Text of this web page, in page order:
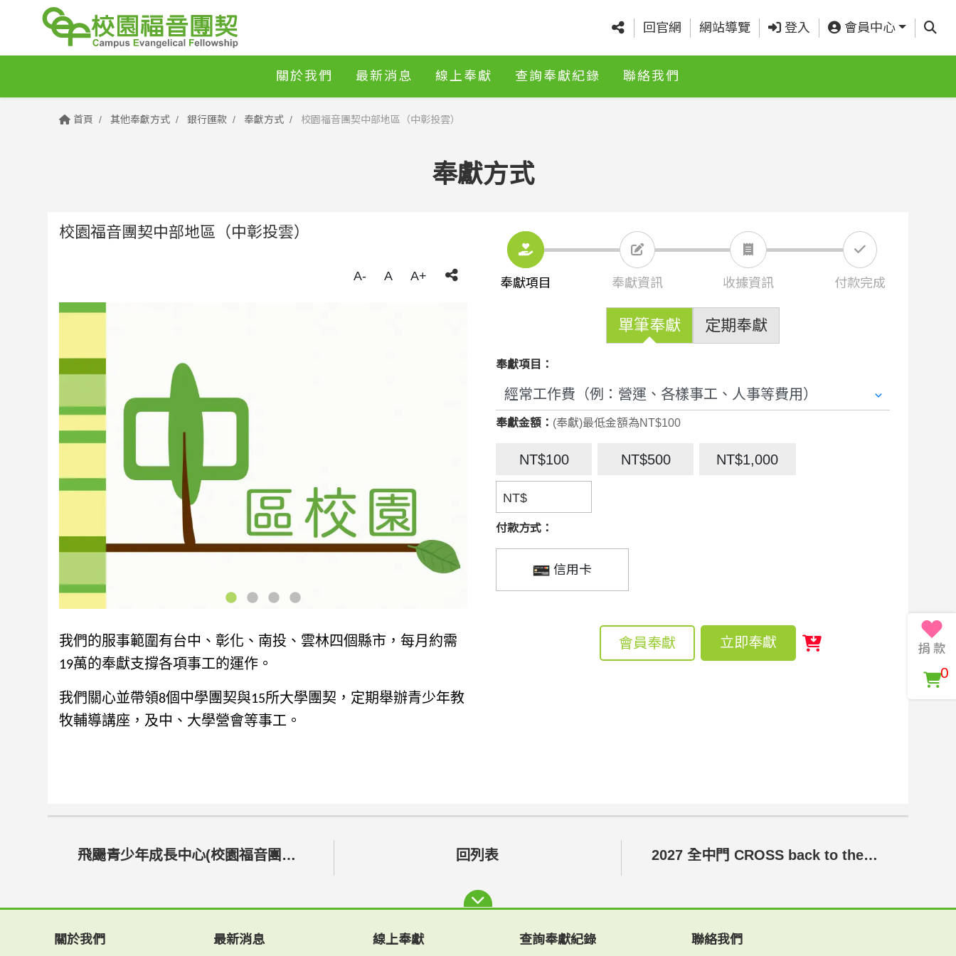
回官網 網站導覽 登入 會員中心 查詢
關於我們 最新消息 線上奉獻 查詢奉獻紀錄 聯絡我們
首頁 其他奉獻方式 銀行匯款 奉獻方式 校園福音團契中部地區（中彰投雲）
奉獻方式
校園福音團契中部地區（中彰投雲）
A- A A+
我們的服事範圍有台中、彰化、南投、雲林四個縣市，每月約需
19萬的奉獻支撐各項事工的運作。
我們關心並帶領8個中學團契與15所大學團契，定期舉辦青少年教
牧輔導講座，及中、大學營會等事工。
奉獻項目 奉獻資訊 收據資訊 付款完成
單筆奉獻 定期奉獻
奉獻項目：
奉獻金額： (奉獻)最低金額為NT$100
NT$100 NT$500 NT$1,000
NT$
付款方式：
信用卡
會員奉獻 立即奉獻
飛颺青少年成長中心(校園福音團契國中事工組) 回列表 2027 全中門 CROSS back to the village
關於我們 最新消息 線上奉獻 查詢奉獻紀錄 聯絡我們
0